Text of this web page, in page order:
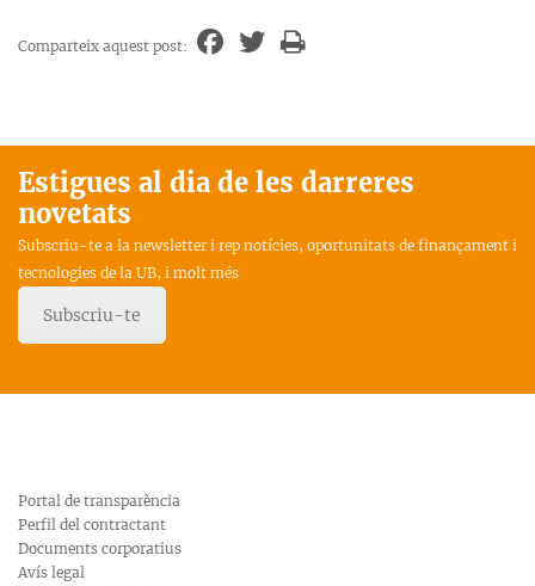
Comparteix aquest post:
Estigues al dia de les darreres
novetats
Subscriu-te a la newsletter i rep notícies, oportunitats de finançament i
tecnologies de la UB, i molt més
Subscriu-te
Portal de transparència
Perfil del contractant
Documents corporatius
Avís legal